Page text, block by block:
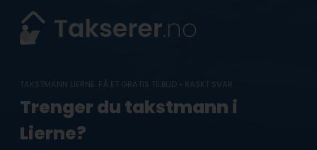
content
TAKSTMANN LIERNE: FÅ ET GRATIS TILBUD • RASKT SVAR
Trenger du takstmann i
Lierne?